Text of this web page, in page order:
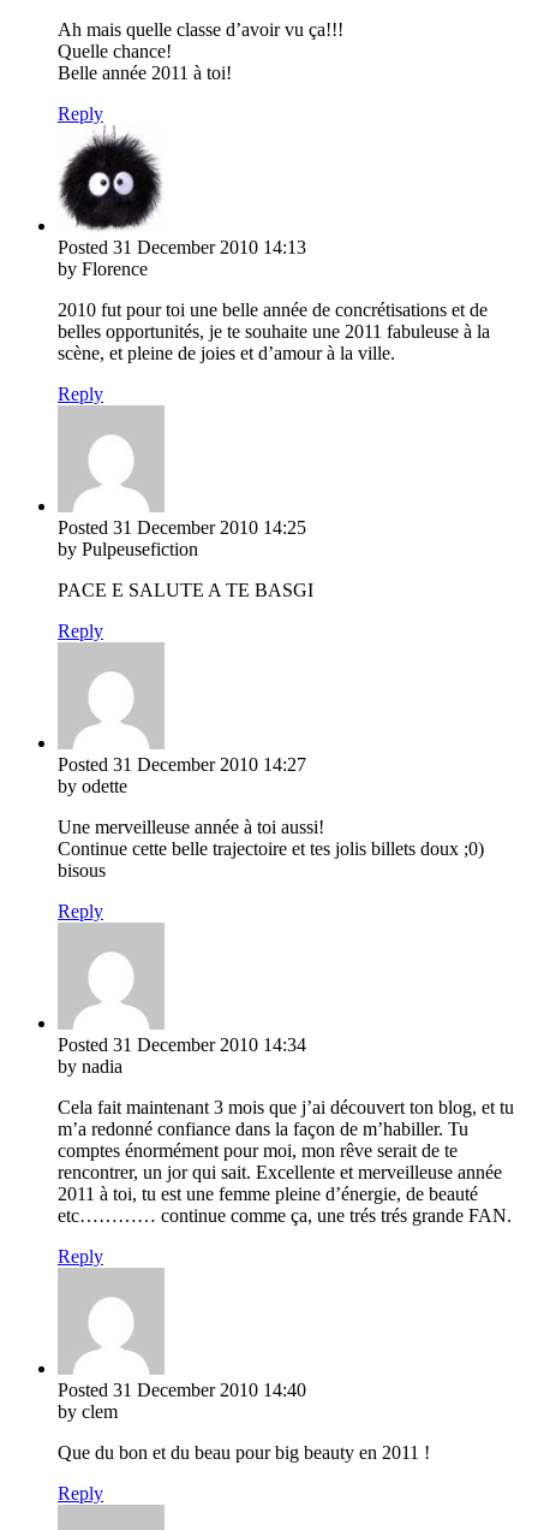
Ah mais quelle classe d’avoir vu ça!!!
Quelle chance!
Belle année 2011 à toi!
Reply
Posted 31 December 2010 14:13
by Florence
2010 fut pour toi une belle année de concrétisations et de
belles opportunités, je te souhaite une 2011 fabuleuse à la
scène, et pleine de joies et d’amour à la ville.
Reply
Posted 31 December 2010 14:25
by Pulpeusefiction
PACE E SALUTE A TE BASGI
Reply
Posted 31 December 2010 14:27
by odette
Une merveilleuse année à toi aussi!
Continue cette belle trajectoire et tes jolis billets doux ;0)
bisous
Reply
Posted 31 December 2010 14:34
by nadia
Cela fait maintenant 3 mois que j’ai découvert ton blog, et tu
m’a redonné confiance dans la façon de m’habiller. Tu
comptes énormément pour moi, mon rêve serait de te
rencontrer, un jor qui sait. Excellente et merveilleuse année
2011 à toi, tu est une femme pleine d’énergie, de beauté
etc………… continue comme ça, une trés trés grande FAN.
Reply
Posted 31 December 2010 14:40
by clem
Que du bon et du beau pour big beauty en 2011 !
Reply